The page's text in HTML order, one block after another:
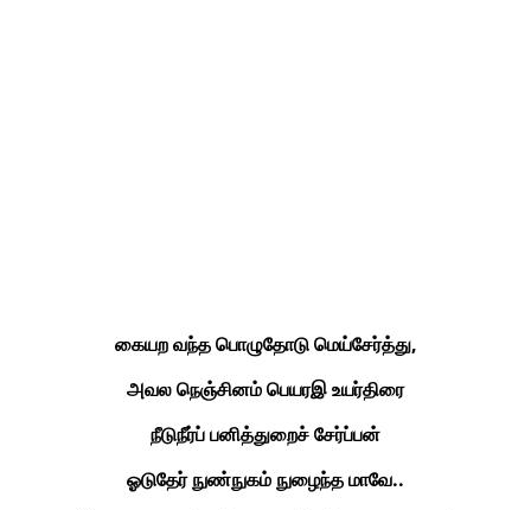
கையற வந்த பொழுதோடு மெய்சேர்த்து,
அவல நெஞ்சினம் பெயரஇ உயர்திரை
நீடுநீர்ப் பனித்துறைச் சேர்ப்பன்
ஓடுதேர் நுண்நுகம் நுழைந்த மாவே..